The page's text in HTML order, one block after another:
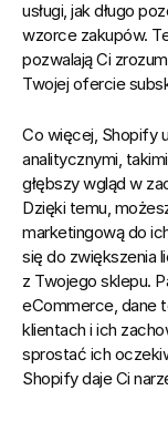
usługi, jak długo
wzorce zakupów.
pozwalają Ci
Twojej ofercie
Co więcej, Shopify
analitycznymi,
Dzięki temu,
marketingową do
się do zwiększenia
z Twojego sklepu.
eCommerce, dane
klientach i ich
sprostać ich
Shopify daje Ci